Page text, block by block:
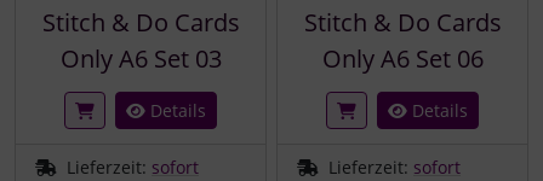
Stitch & Do Cards
Only A6 Set 03
Details
Lieferzeit: sofort
Stitch & Do Cards
Only A6 Set 06
Details
Lieferzeit: sofort